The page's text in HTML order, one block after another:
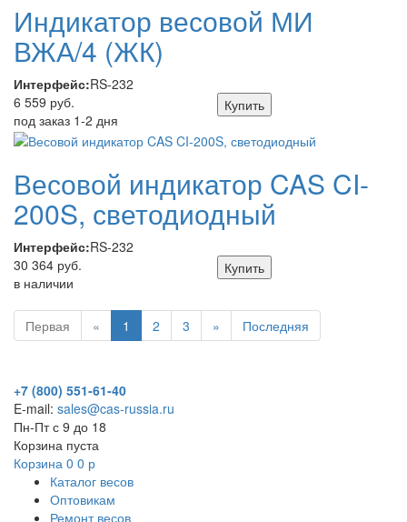
Индикатор весовой МИ
ВЖА/4 (ЖК)
Интерфейс:RS-232
6 559 руб.
под заказ 1-2 дня
Купить
Весовой индикатор CAS CI-
200S, светодиодный
Интерфейс:RS-232
30 364 руб.
в наличии
Купить
Первая « 1 2 3 » Последняя
+7 (800) 551-61-40
E-mail: sales@cas-russia.ru
Пн-Пт с 9 до 18
Корзина пуста
Корзина 0 0 р
Каталог весов
Оптовикам
Ремонт весов